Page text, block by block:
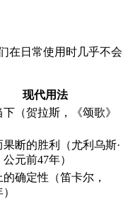
在日常使用时几乎不会
现代用法
（贺拉斯，《颂歌》
果断的胜利（尤利乌斯·
元前47年）
确定性（笛卡尔，